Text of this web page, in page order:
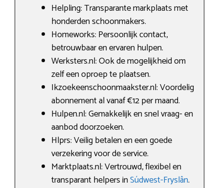
Helpling: Transparante markplaats met
honderden schoonmakers.
Homeworks: Persoonlijk contact,
betrouwbaar en ervaren hulpen.
Werksters.nl: Ook de mogelijkheid om
zelf een oproep te plaatsen.
Ikzoekeenschoonmaakster.nl: Voordelig
abonnement al vanaf €12 per maand.
Hulpen.nl: Gemakkelijk en snel vraag- en
aanbod doorzoeken.
Hlprs: Veilig betalen en een goede
verzekering voor de service.
Marktplaats.nl: Vertrouwd, flexibel en
transparant helpers inSúdwest-Fryslân.